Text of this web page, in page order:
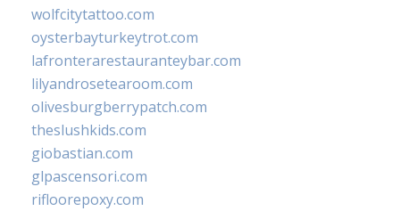
wolfcitytattoo.com
oysterbayturkeytrot.com
lafronterarestauranteybar.com
lilyandrosetearoom.com
olivesburgberrypatch.com
theslushkids.com
giobastian.com
glpascensori.com
rifloorepoxy.com